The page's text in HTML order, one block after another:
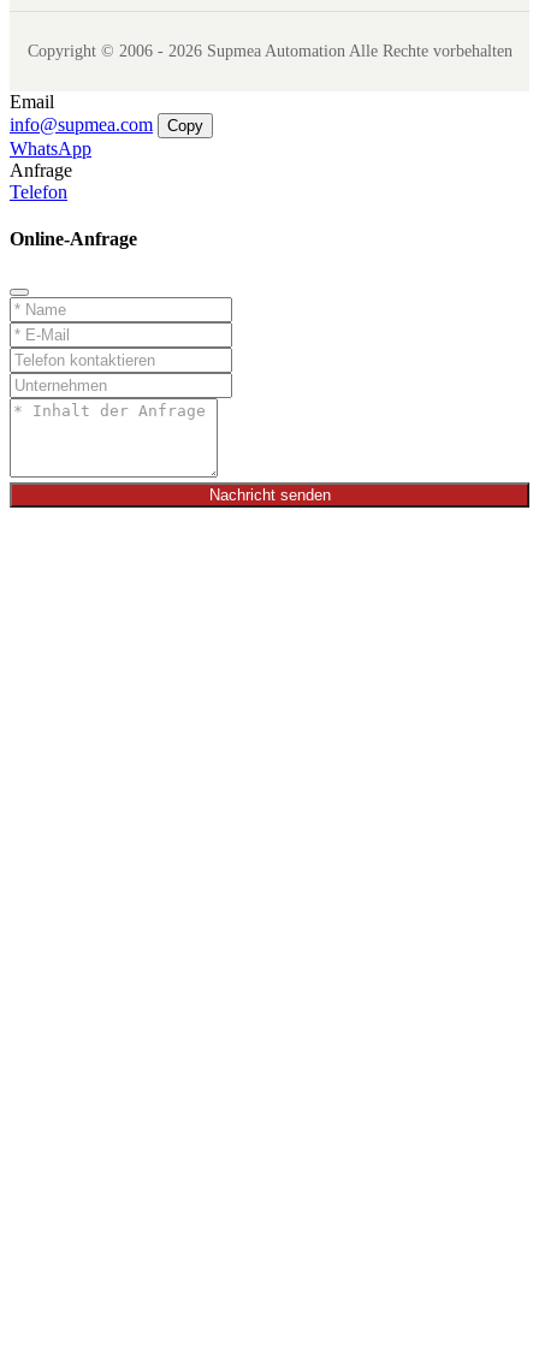
Copyright © 2006 - 2026 Supmea Automation Alle Rechte vorbehalten
Email
info@supmea.com
Copy
WhatsApp
Anfrage
Telefon
Online-Anfrage
Nachricht senden